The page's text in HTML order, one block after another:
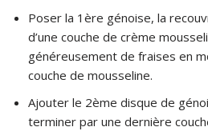
Poser la 1ère génoise, la
d’une couche de crème
généreusement de fraises en
couche de mousseline.
Ajouter le 2ème disque de
terminer par une dernière